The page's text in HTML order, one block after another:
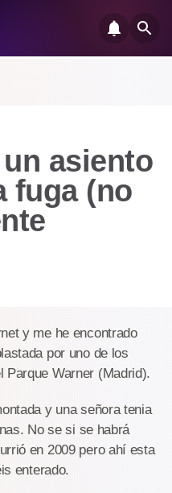
asiento
fuga (no
y me he encontrado
por uno de los
Parque Warner (Madrid).
y una señora tenia
No se si se habrá
en 2009 pero ahí esta
enterado.